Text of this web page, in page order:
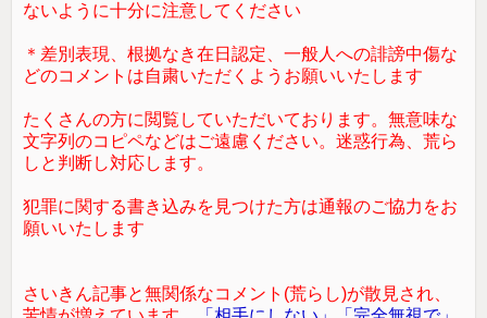
ないように十分に注意してください
＊差別表現、根拠なき在日認定、一般人への誹謗中傷な
どのコメントは自粛いただくようお願いいたします
たくさんの方に閲覧していただいております。無意味な
文字列のコピペなどはご遠慮ください。迷惑行為、荒ら
しと判断し対応します。
犯罪に関する書き込みを見つけた方は通報のご協力をお
願いいたします
さいきん記事と無関係なコメント(荒らし)が散見され、